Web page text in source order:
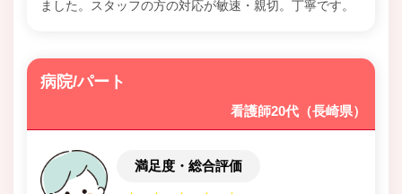
ました。スタッフの方の対応が敏速・親切。丁寧です。
病院/パート
看護師20代（長崎県）
満足度・総合評価